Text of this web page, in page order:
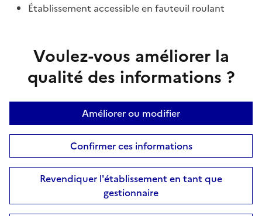
Établissement accessible en fauteuil roulant
Voulez-vous améliorer la
qualité des informations ?
Améliorer ou modifier
Confirmer ces informations
Revendiquer l'établissement en tant que
gestionnaire